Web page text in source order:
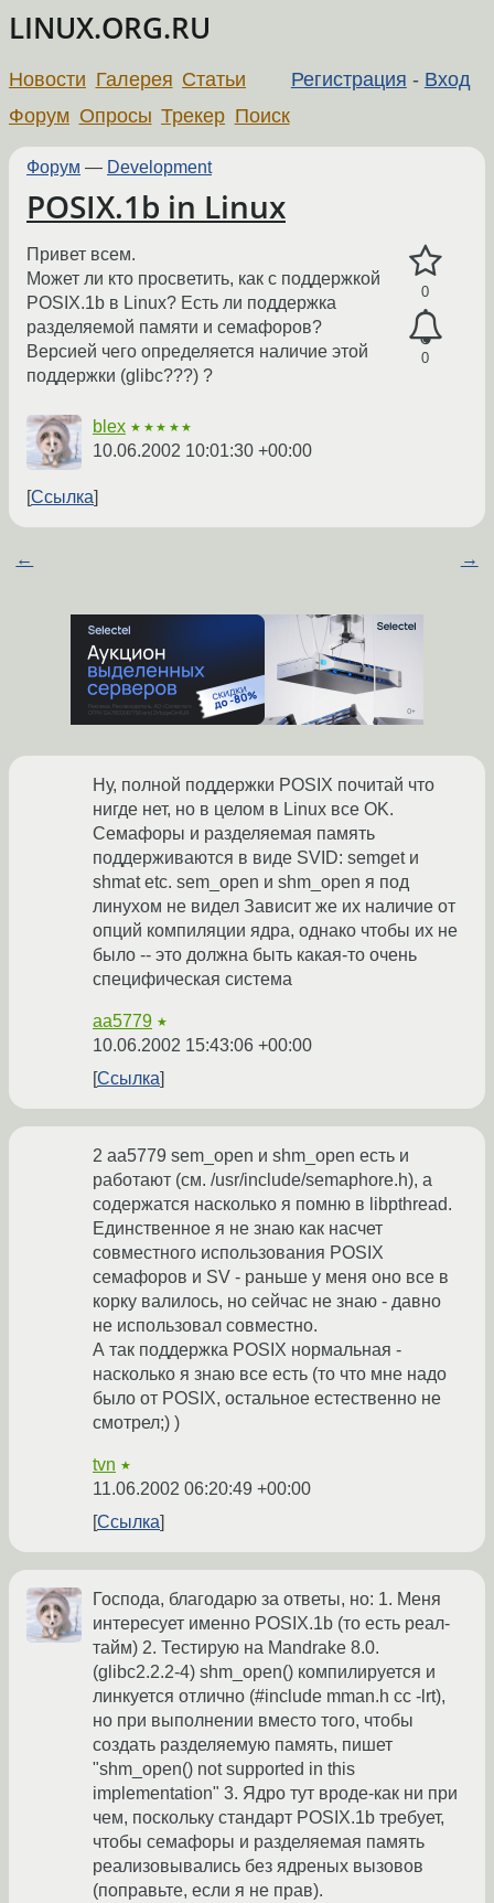
LINUX.ORG.RU
Регистрация - Вход
Новости Галерея Статьи
Форум Опросы Трекер Поиск
Форум — Development
POSIX.1b in Linux
0
0
Привет всем.
Может ли кто просветить, как с поддержкой
POSIX.1b в Linux? Есть ли поддержка
разделяемой памяти и семафоров?
Версией чего определяется наличие этой
поддержки (glibc???) ?
blex ★★★★★
10.06.2002 10:01:30 +00:00
Ссылка
← →
Ну, полной поддержки POSIX почитай что
нигде нет, но в целом в Linux все OK.
Семафоры и разделяемая память
поддерживаются в виде SVID: semget и
shmat etc. sem_open и shm_open я под
линухом не видел Зависит же их наличие от
опций компиляции ядра, однако чтобы их не
было -- это должна быть какая-то очень
специфическая система
aa5779 ★
10.06.2002 15:43:06 +00:00
Ссылка
2 aa5779 sem_open и shm_open есть и
работают (см. /usr/include/semaphore.h), а
содержатся насколько я помню в libpthread.
Единственное я не знаю как насчет
совместного использования POSIX
семафоров и SV - раньше у меня оно все в
корку валилось, но сейчас не знаю - давно
не использовал совместно.
А так поддержка POSIX нормальная -
насколько я знаю все есть (то что мне надо
было от POSIX, остальное естественно не
смотрел;) )
tvn ★
11.06.2002 06:20:49 +00:00
Ссылка
Господа, благодарю за ответы, но: 1. Меня
интересует именно POSIX.1b (то есть реал-
тайм) 2. Тестирую на Mandrake 8.0.
(glibc2.2.2-4) shm_open() компилируется и
линкуется отлично (#include mman.h cc -lrt),
но при выполнении вместо того, чтобы
создать разделяемую память, пишет
"shm_open() not supported in this
implementation" 3. Ядро тут вроде-как ни при
чем, поскольку стандарт POSIX.1b требует,
чтобы семафоры и разделяемая память
реализовывались без ядреных вызовов
(поправьте, если я не прав).